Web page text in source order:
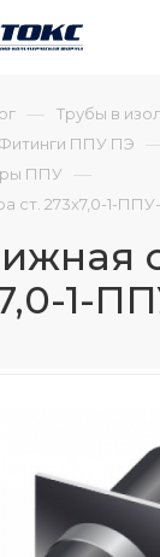
— Трубы в
ППУ ПЭ
ППУ —
ст. 273х7,0-1-
1-